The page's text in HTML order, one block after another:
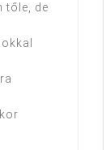
tőle, de